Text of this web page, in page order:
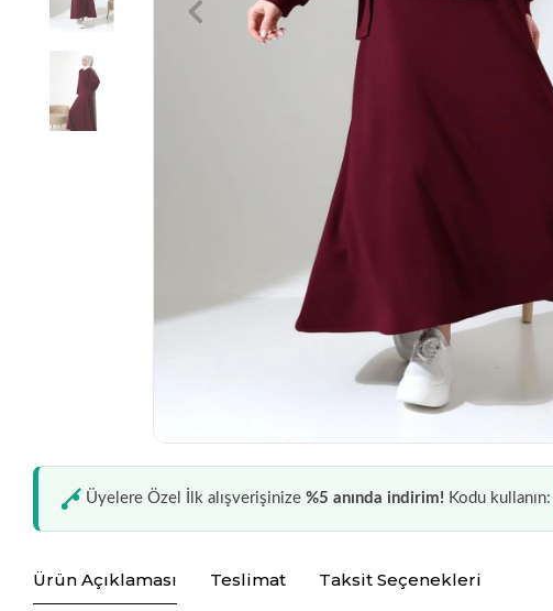
Üyelere Özel İlk alışverişinize%5 anında indirim! Kodu kullanın:
Ürün Açıklaması Teslimat Taksit Seçenekleri